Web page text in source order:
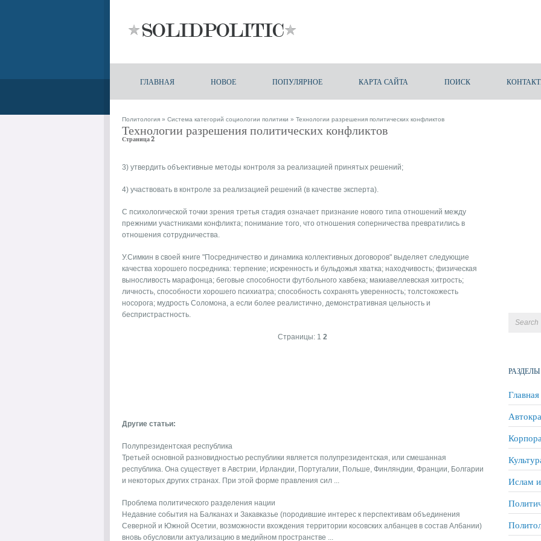
ГЛАВНАЯ НОВОЕ ПОПУЛЯРНОЕ КАРТА САЙТА ПОИСК
Политология » Система категорий социологии политики » Технологии разрешения политических конфликтов
Технологии разрешения политических конфликтов
Страница 2
3) утвердить объективные методы контроля за реализацией принятых решений;
4) участвовать в контроле за реализацией решений (в качестве эксперта).
С психологической точки зрения третья стадия означает признание нового типа отношений между
прежними участниками конфликта; понимание того, что отношения соперничества превратились в
отношения сотрудничества.
У.Симкин в своей книге "Посредничество и динамика коллективных договоров" выделяет следующие
качества хорошего посредника: терпение; искренность и бульдожья хватка; находчивость; физическая
выносливость марафонца; беговые способности футбольного хавбека; макиавеллевская хитрость;
личность, способности хорошего психиатра; способность сохранять уверенность; толстокожесть
носорога; мудрость Соломона, а если более реалистично, демонстративная цельность и
беспристрастность.
Страницы: 1 2
Другие статьи:
Полупрезидентская республика
Третьей основной разновидностью республики является полупрезидентская, или смешанная
республика. Она существует в Австрии, Ирландии, Португалии, Польше, Финляндии, Франции, Болгарии
и некоторых других странах. При этой форме правления сил ...
Проблема политического разделения нации
Недавние события на Балканах и Закавказье (породившие интерес к перспективам объединения
Северной и Южной Осетии, возможности вхождения территории косовских албанцев в состав Албании)
вновь обусловили актуализацию в медийном пространстве ...
РАЗДЕЛЫ
Главная
Ислам